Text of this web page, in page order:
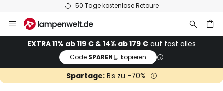
50 Tage kostenlose Retoure
Inhalt
springenEXTRA 11% ab 119 € & 14% ab 179 € auf fast alles
Code:SPAREN kopieren
Spartage:Bis zu -70%